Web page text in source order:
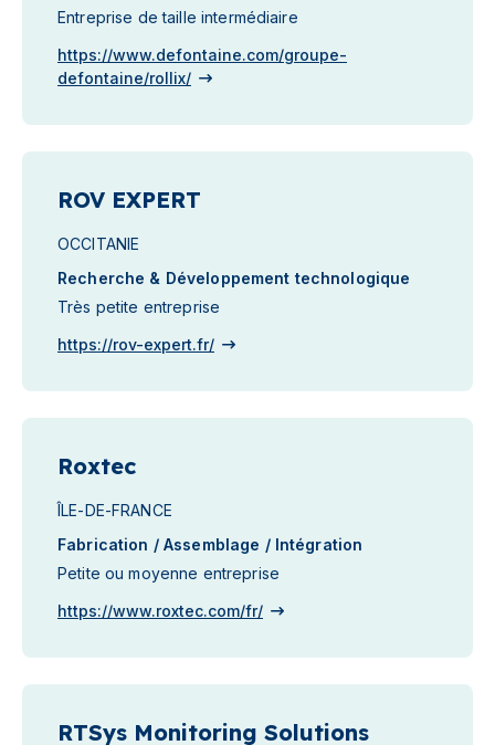
Entreprise de taille intermédiaire
https://www.defontaine.com/groupe-
defontaine/rollix/
ROV EXPERT
OCCITANIE
Recherche & Développement technologique
Très petite entreprise
https://rov-expert.fr/
Roxtec
ÎLE-DE-FRANCE
Fabrication / Assemblage / Intégration
Petite ou moyenne entreprise
https://www.roxtec.com/fr/
RTSys Monitoring Solutions